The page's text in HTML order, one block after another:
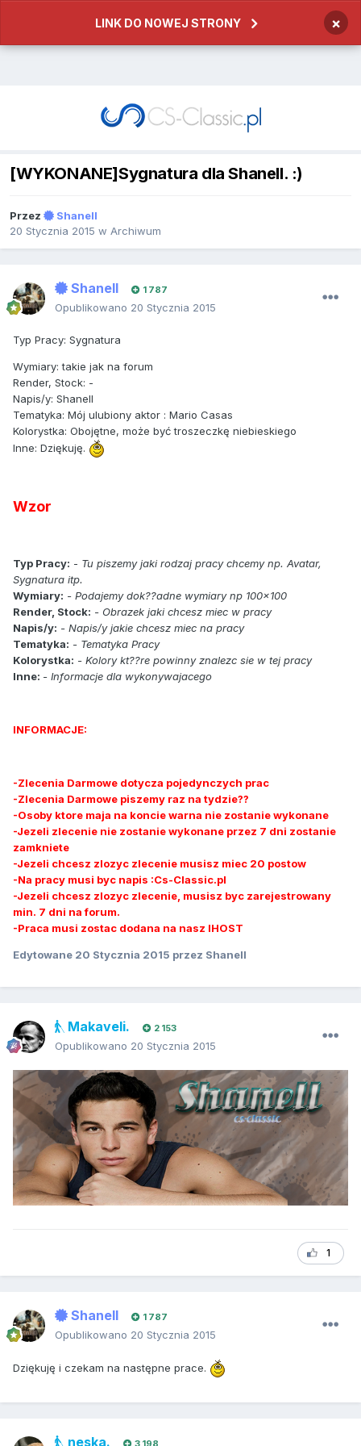
LINK DO NOWEJ STRONY ×
[WYKONANE]Sygnatura dla Shanell. :)
Przez
Shanell
20 Stycznia 2015 w Archiwum
Shanell 1 787
Opublikowano 20 Stycznia 2015
Typ Pracy: Sygnatura
Wymiary: takie jak na forum
Render, Stock: -
Napis/y: Shanell
Tematyka: Mój ulubiony aktor : Mario Casas
Kolorystka: Obojętne, może być troszeczkę niebieskiego
Inne: Dziękuję.
Wzor
Typ Pracy: - Tu piszemy jaki rodzaj pracy chcemy np. Avatar,
Sygnatura itp.
Wymiary: - Podajemy dok??adne wymiary np 100x100
Render, Stock: - Obrazek jaki chcesz miec w pracy
Napis/y: - Napis/y jakie chcesz miec na pracy
Tematyka: - Tematyka Pracy
Kolorystka: - Kolory kt??re powinny znalezc sie w tej pracy
Inne: - Informacje dla wykonywajacego
INFORMACJE:
-Zlecenia Darmowe dotycza pojedynczych prac
-Zlecenia Darmowe piszemy raz na tydzie??
-Osoby ktore maja na koncie warna nie zostanie wykonane
-Jezeli zlecenie nie zostanie wykonane przez 7 dni zostanie
zamkniete
-Jezeli chcesz zlozyc zlecenie musisz miec 20 postow
-Na pracy musi byc napis :Cs-Classic.pl
-Jezeli chcesz zlozyc zlecenie, musisz byc zarejestrowany
min. 7 dni na forum.
-Praca musi zostac dodana na nasz IHOST
Edytowane 20 Stycznia 2015 przez Shanell
Makaveli. 2 153
Opublikowano 20 Stycznia 2015
1
Shanell 1 787
Opublikowano 20 Stycznia 2015
Dziękuję i czekam na następne prace.
neska.